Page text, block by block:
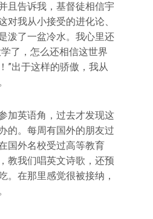
且告诉我，基督徒相信宇
对我从小接受的进化论、
泼了一盆冷水。我心里还
了，怎么还相信这世界
”出于这样的骄傲，我从
加英语角，过去才发现这
的。每周有国外的朋友过
国外名校受过高等教育
教我们唱英文诗歌，还预
。在那里感觉很被接纳，